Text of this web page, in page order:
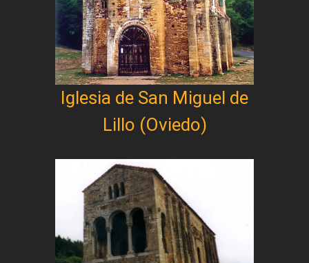
Iglesia de San Miguel de
Lillo (Oviedo)